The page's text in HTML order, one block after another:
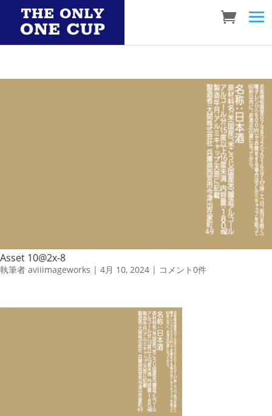
Asset 10@2x-8
執筆者 aviiimageworks | 4月 10, 2024 | コメント0件